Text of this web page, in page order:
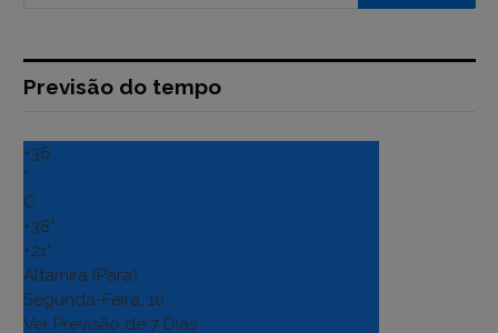
Previsão do tempo
+36
°
C
+38°
+21°
Altamira (Para)
Segunda-Feira, 10
Ver Previsão de 7 Dias